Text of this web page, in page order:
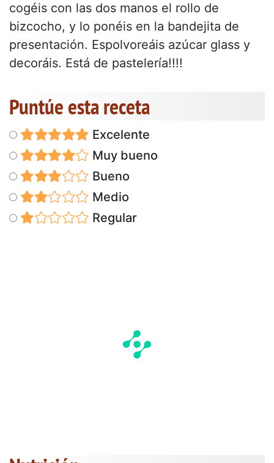
cogéis con las dos manos el rollo de
bizcocho, y lo ponéis en la bandejita de
presentación. Espolvoreáis azúcar glass y
decoráis. Está de pastelería!!!!
Puntúe esta receta
Excelente
Muy bueno
Bueno
Medio
Regular